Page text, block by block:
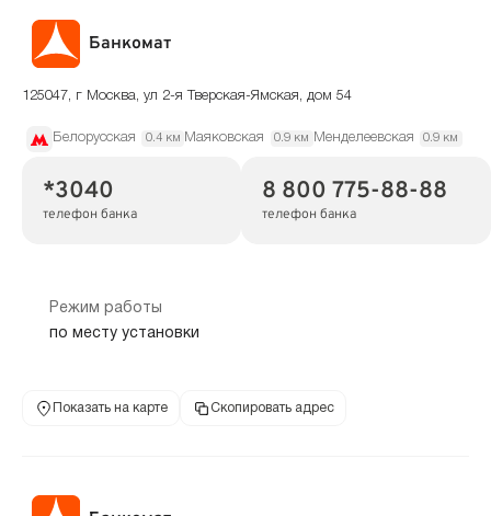
Банкомат
125047, г Москва, ул 2-я Тверская-Ямская, дом 54
Белорусская 0.4 км Маяковская 0.9 км Менделеевская 0.9 км
*3040
телефон банка
8 800 775-88-88
телефон банка
Режим работы
по месту установки
Показать на карте Скопировать адрес